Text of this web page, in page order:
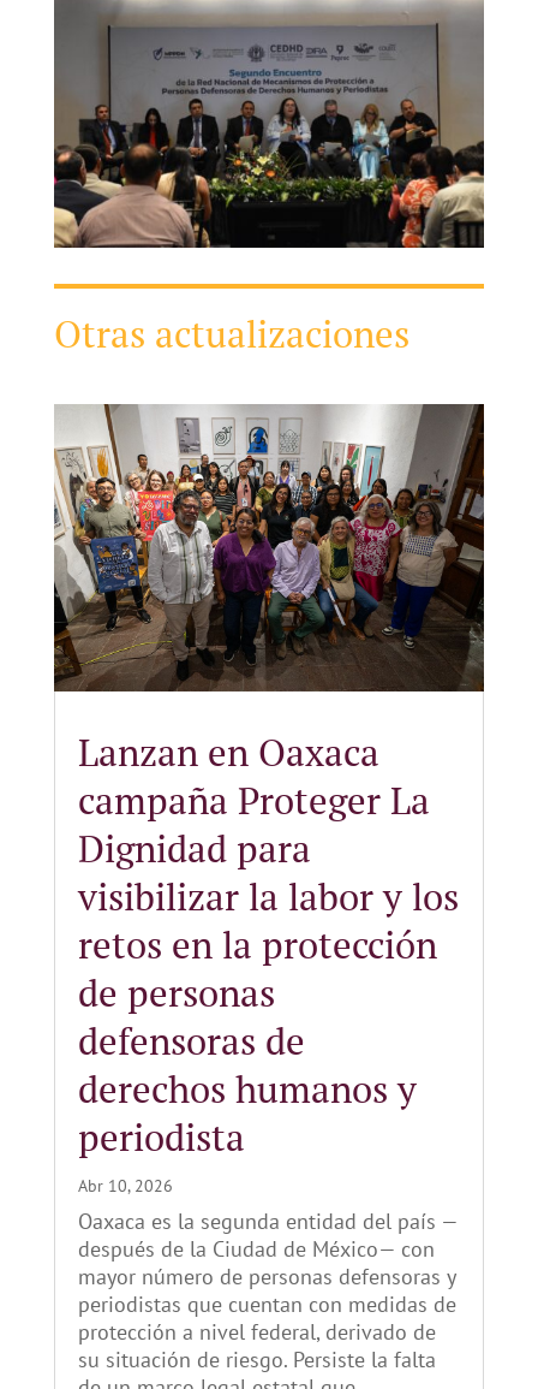
Otras actualizaciones
Lanzan en Oaxaca
campaña Proteger La
Dignidad para
visibilizar la labor y los
retos en la protección
de personas
defensoras de
derechos humanos y
periodista
Abr 10, 2026
Oaxaca es la segunda entidad del país —
después de la Ciudad de México— con
mayor número de personas defensoras y
periodistas que cuentan con medidas de
protección a nivel federal, derivado de
su situación de riesgo. Persiste la falta